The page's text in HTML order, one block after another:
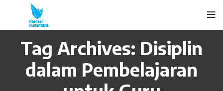
Tag Archives: Disiplin
dalam Pembelajaran